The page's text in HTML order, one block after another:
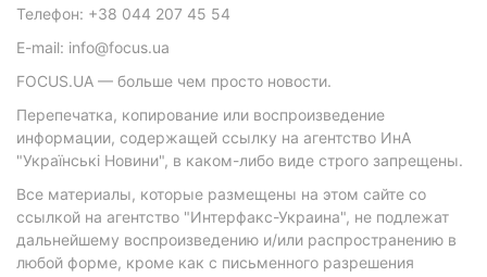
Телефон: +38 044 207 45 54
E-mail: info@focus.ua
FOCUS.UA — больше чем просто новости.
Перепечатка, копирование или воспроизведение
информации, содержащей ссылку на агентство ИнА
"Українські Новини", в каком-либо виде строго запрещены.
Все материалы, которые размещены на этом сайте со
ссылкой на агентство "Интерфакс-Украина", не подлежат
дальнейшему воспроизведению и/или распространению в
любой форме, кроме как с письменного разрешения